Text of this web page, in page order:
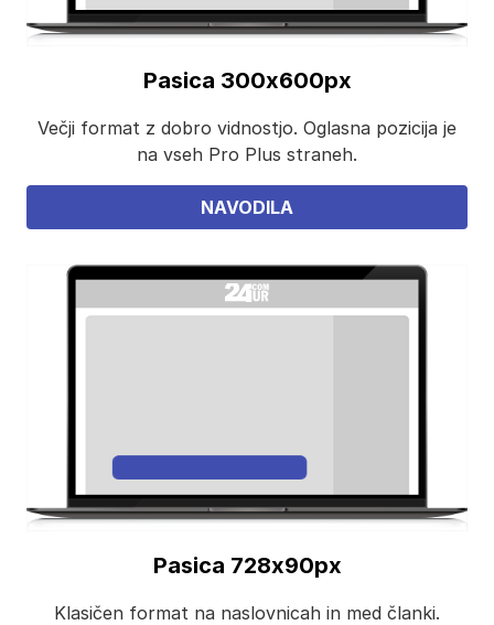
Pasica 300x600px
Večji format z dobro vidnostjo. Oglasna pozicija je
na vseh Pro Plus straneh.
NAVODILA
Pasica 728x90px
Klasičen format na naslovnicah in med članki.